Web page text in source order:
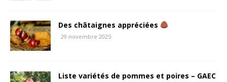
Des châtaignes appréciées
29 novembre 2025
Liste variétés de pommes et poires – GAEC